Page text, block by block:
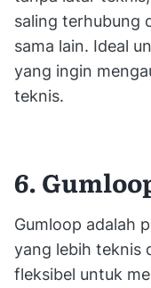
saling terhubung
sama lain. Ideal
yang ingin
teknis.
6.
Gumloop adalah
yang lebih teknis
fleksibel untuk